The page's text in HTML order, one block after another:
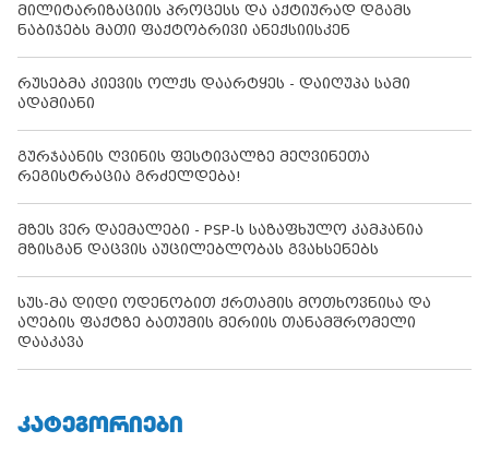
მილიტარიზაციის პროცესს და აქტიურად დგამს
ნაბიჯებს მათი ფაქტობრივი ანექსიისკენ
რუსებმა კიევის ოლქს დაარტყეს - დაიღუპა სამი
ადამიანი
გურჯაანის ღვინის ფესტივალზე მეღვინეთა
რეგისტრაცია გრძელდება!
მზეს ვერ დაემალები - PSP-ს საზაფხულო კამპანია
მზისგან დაცვის აუცილებლობას გვახსენებს
სუს-მა დიდი ოდენობით ქრთამის მოთხოვნისა და
აღების ფაქტზე ბათუმის მერიის თანამშრომელი
დააკავა
ᲙᲐᲢᲔᲒᲝᲠᲘᲔᲑᲘ